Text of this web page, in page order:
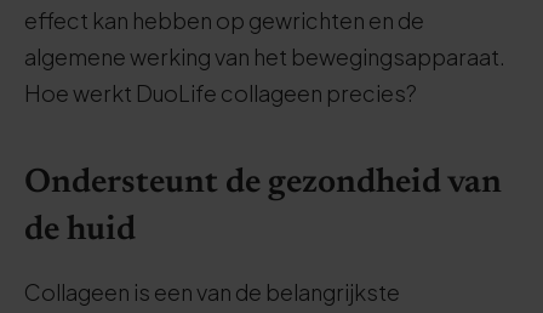
effect kan hebben op gewrichten en de
algemene werking van het bewegingsapparaat.
Hoe werkt DuoLife collageen precies?
Ondersteunt de gezondheid van
de huid
Collageen is een van de belangrijkste